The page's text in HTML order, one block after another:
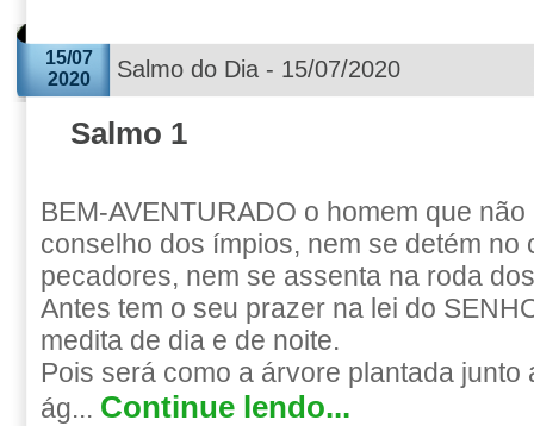
15/07
2020
Salmo do Dia - 15/07/2020
Salmo 1
BEM-AVENTURADO o homem que
conselho dos ímpios, nem se detém no
pecadores, nem se assenta na roda
Antes tem o seu prazer na lei do
medita de dia e de noite.
Pois será como a árvore plantada junto
ág... Continue lendo...